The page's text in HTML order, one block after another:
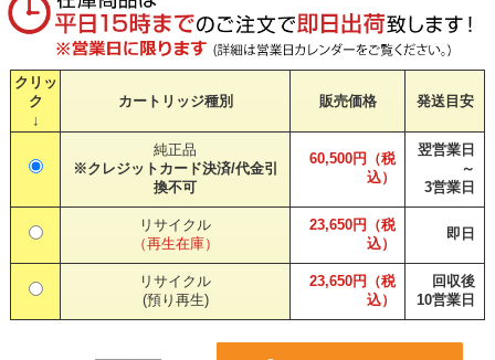
クリッ
ク
↓
カートリッジ種別 販売価格 発送目安
純正品
※クレジットカード決済/代金引
換不可
60,500円（税
込）
翌営業日
～
3営業日
リサイクル
（再生在庫）
23,650円（税
込）
即日
リサイクル
(預り再生)
23,650円（税
込）
回収後
10営業日